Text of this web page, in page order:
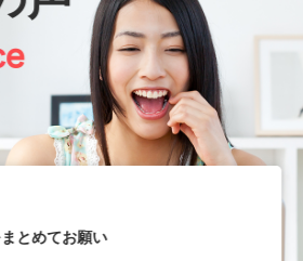
とめてお願い